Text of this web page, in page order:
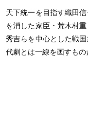
天下統一を目指す織田
を消した家臣・荒木村
秀吉らを中心とした戦
代劇とは一線を画すもの